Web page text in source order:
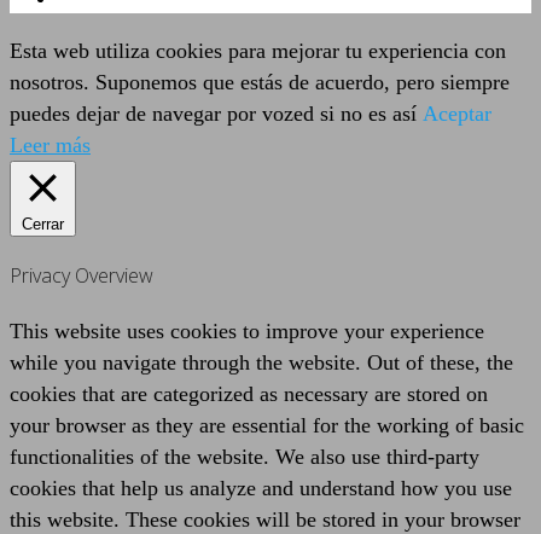
Esta web utiliza cookies para mejorar tu experiencia con
nosotros. Suponemos que estás de acuerdo, pero siempre
puedes dejar de navegar por vozed si no es así Aceptar
Leer más
Cerrar
Privacy Overview
This website uses cookies to improve your experience
while you navigate through the website. Out of these, the
cookies that are categorized as necessary are stored on
your browser as they are essential for the working of basic
functionalities of the website. We also use third-party
cookies that help us analyze and understand how you use
this website. These cookies will be stored in your browser